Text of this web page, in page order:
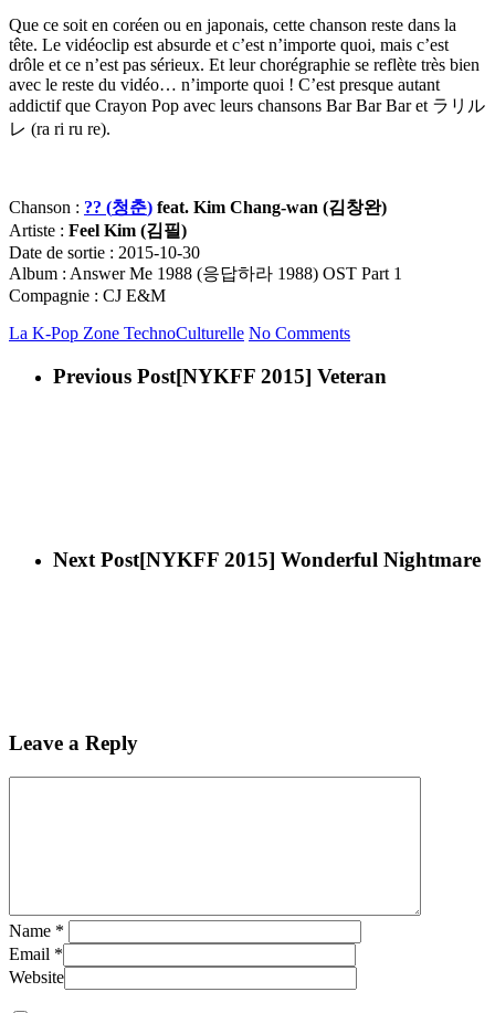
Que ce soit en coréen ou en japonais, cette chanson reste dans la
tête. Le vidéoclip est absurde et c’est n’importe quoi, mais c’est
drôle et ce n’est pas sérieux. Et leur chorégraphie se reflète très bien
avec le reste du vidéo… n’importe quoi ! C’est presque autant
addictif que Crayon Pop avec leurs chansons Bar Bar Bar et ラリル
レ (ra ri ru re).
Chanson : ?? (청춘) feat. Kim Chang-wan (김창완)
Artiste : Feel Kim (김필)
Date de sortie : 2015-10-30
Album : Answer Me 1988 (응답하라 1988) OST Part 1
Compagnie : CJ E&M
La K-Pop Zone TechnoCulturelle No Comments
Previous Post[NYKFF 2015] Veteran
Next Post[NYKFF 2015] Wonderful Nightmare
Leave a Reply
Name *
Email *
Website